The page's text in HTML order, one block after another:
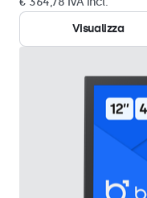
Visualizza